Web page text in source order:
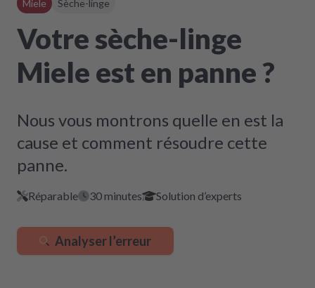
Miele Sèche-linge
Votre sèche-linge
Miele est en panne ?
Nous vous montrons quelle en est la
cause et comment résoudre cette
panne.
Réparable 30 minutes Solution d’experts
Analyser l’erreur